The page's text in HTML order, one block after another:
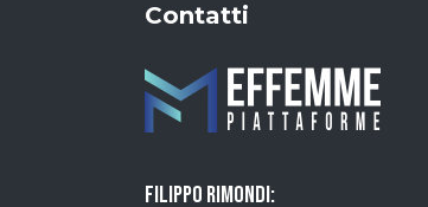
Contatti
FILIPPO RIMONDI: